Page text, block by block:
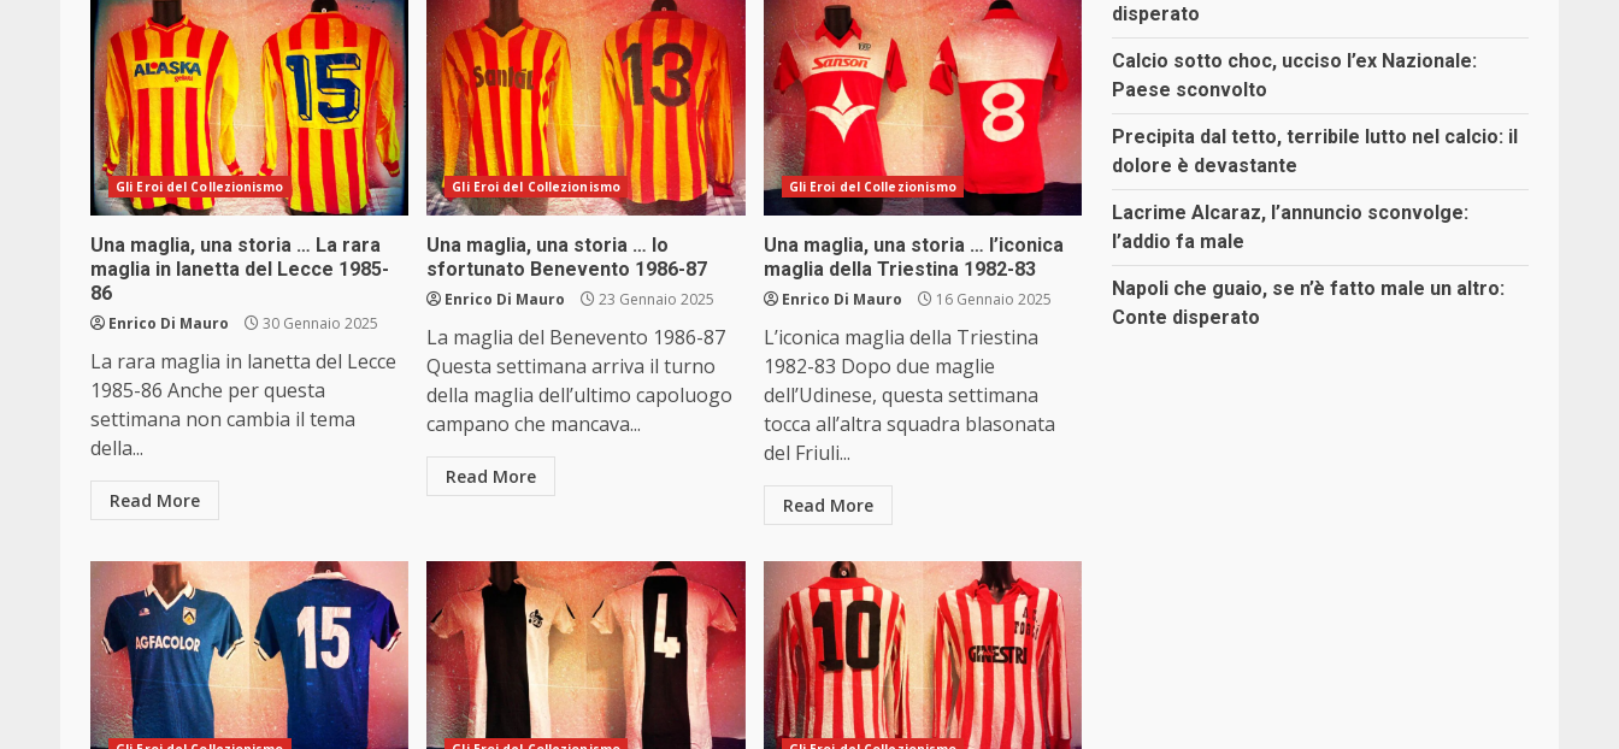
Gli Eroi del Collezionismo
Una maglia, una storia … La rara
maglia in lanetta del Lecce 1985-
86
Enrico Di Mauro 30 Gennaio 2025
La rara maglia in lanetta del Lecce
1985-86 Anche per questa
settimana non cambia il tema
della...
Read More
Gli Eroi del Collezionismo
Una maglia, una storia … lo
sfortunato Benevento 1986-87
Enrico Di Mauro 23 Gennaio 2025
La maglia del Benevento 1986-87
Questa settimana arriva il turno
della maglia dell’ultimo capoluogo
campano che mancava...
Read More
Gli Eroi del Collezionismo
Una maglia, una storia … l’iconica
maglia della Triestina 1982-83
Enrico Di Mauro 16 Gennaio 2025
L’iconica maglia della Triestina
1982-83 Dopo due maglie
dell’Udinese, questa settimana
tocca all’altra squadra blasonata
del Friuli...
Read More
disperato
Calcio sotto choc, ucciso l’ex Nazionale:
Paese sconvolto
Precipita dal tetto, terribile lutto nel calcio: il
dolore è devastante
Lacrime Alcaraz, l’annuncio sconvolge:
l’addio fa male
Napoli che guaio, se n’è fatto male un altro:
Conte disperato